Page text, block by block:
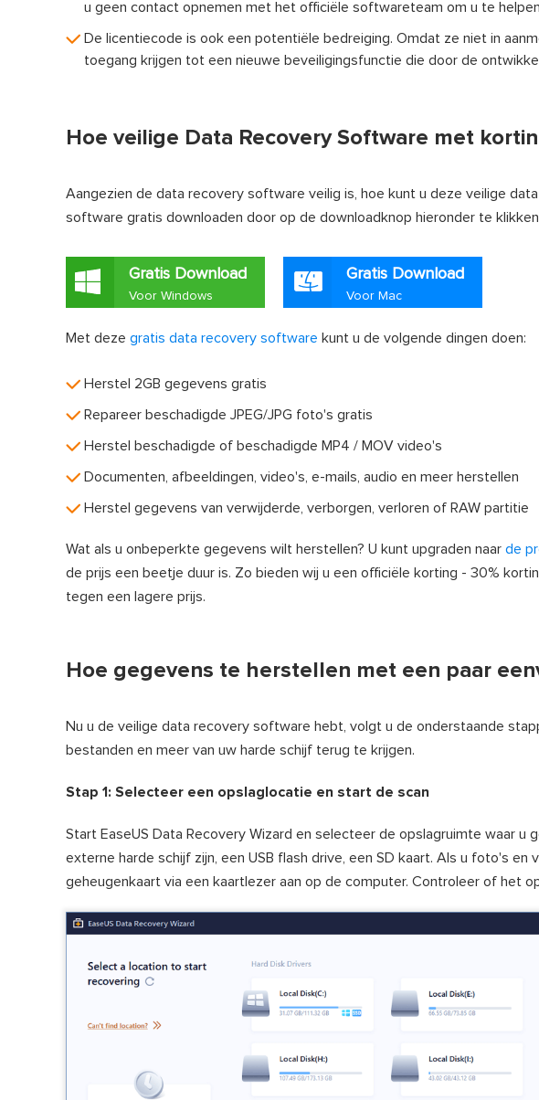
u geen contact opnemen met het officiële softwareteam om u te
De licentiecode is ook een potentiële bedreiging. Omdat ze niet in
toegang krijgen tot een nieuwe beveiligingsfunctie die door de
Hoe veilige Data Recovery Software met
Aangezien de data recovery software veilig is, hoe kunt u deze veilige
software gratis downloaden door op de downloadknop hieronder te
Gratis Download
Voor Windows
Gratis Download
Voor Mac
Met deze gratis data recovery software kunt u de volgende dingen doen:
Herstel 2GB gegevens gratis
Repareer beschadigde JPEG/JPG foto's gratis
Herstel beschadigde of beschadigde MP4 / MOV video's
Documenten, afbeeldingen, video's, e-mails, audio en meer herstellen
Herstel gegevens van verwijderde, verborgen, verloren of RAW partitie
Wat als u onbeperkte gegevens wilt herstellen? U kunt upgraden naar de
de prijs een beetje duur is. Zo bieden wij u een officiële korting - 30%
tegen een lagere prijs.
Hoe gegevens te herstellen met een paar
Nu u de veilige data recovery software hebt, volgt u de onderstaande
bestanden en meer van uw harde schijf terug te krijgen.
Stap 1: Selecteer een opslaglocatie en start de scan
Start EaseUS Data Recovery Wizard en selecteer de opslagruimte waar
externe harde schijf zijn, een USB flash drive, een SD kaart. Als u foto's
geheugenkaart via een kaartlezer aan op de computer. Controleer of het